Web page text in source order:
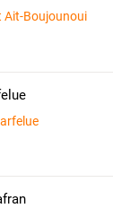
Ait-Boujounoui